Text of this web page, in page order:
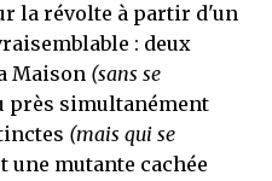
la révolte à partir d'un
: deux
Maison (sans se
près simultanément
(mais qui se
une mutante cachée